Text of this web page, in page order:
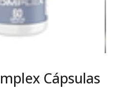
Cápsulas